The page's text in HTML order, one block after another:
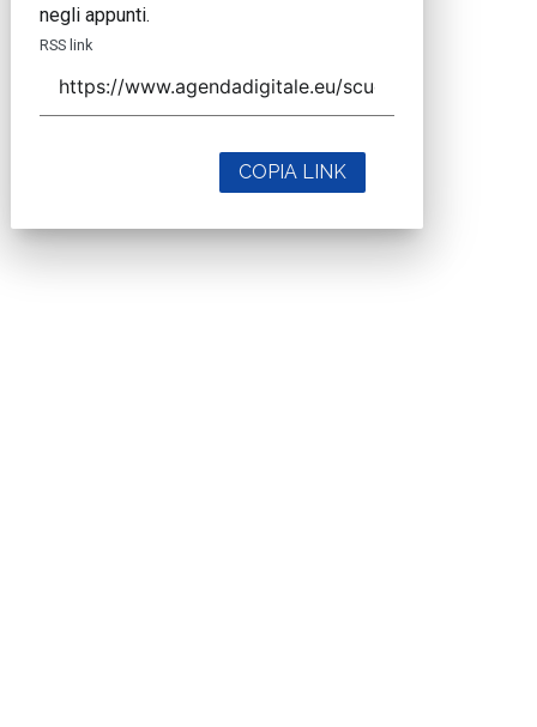
negli appunti.
RSS link
COPIA LINK